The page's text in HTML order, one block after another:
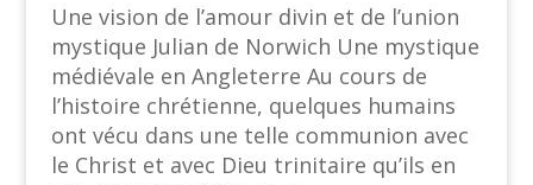
Une vision de l’amour divin et de l’union
mystique Julian de Norwich Une mystique
médiévale en Angleterre Au cours de
l’histoire chrétienne, quelques humains
ont vécu dans une telle communion avec
le Christ et avec Dieu trinitaire qu’ils en